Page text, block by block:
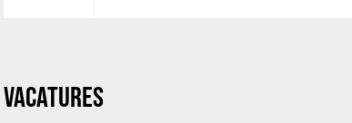
VACATURES